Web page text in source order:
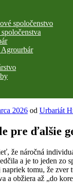
spoločenstvo
2026 od Urbariát
pre ďalšie
že náročná
a je to jeden zo
tomu, že zver
a obžiera až „do